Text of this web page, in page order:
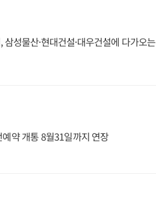
성물산·현대건설·대우건설에 다가오는
약 개통 8월31일까지 연장